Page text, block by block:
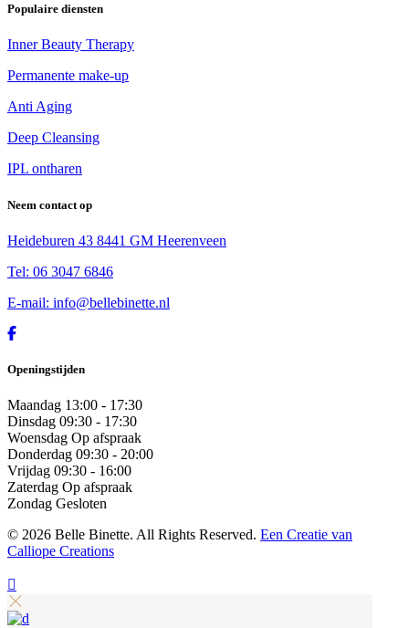
Populaire diensten
Inner Beauty Therapy
Permanente make-up
Anti Aging
Deep Cleansing
IPL ontharen
Neem contact op
Heideburen 43 8441 GM Heerenveen
Tel: 06 3047 6846
E-mail: info@bellebinette.nl
Openingstijden
Maandag 13:00 - 17:30
Dinsdag 09:30 - 17:30
Woensdag Op afspraak
Donderdag 09:30 - 20:00
Vrijdag 09:30 - 16:00
Zaterdag Op afspraak
Zondag Gesloten
© 2026 Belle Binette. All Rights Reserved. Een Creatie van
Calliope Creations